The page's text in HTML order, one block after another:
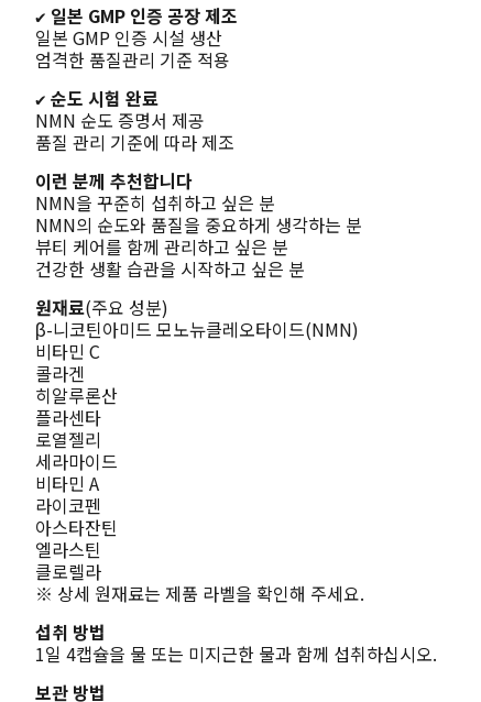
✔ 일본 GMP 인증 공장 제조
일본 GMP 인증 시설 생산
엄격한 품질관리 기준 적용
✔ 순도 시험 완료
NMN 순도 증명서 제공
품질 관리 기준에 따라 제조
이런 분께 추천합니다
NMN을 꾸준히 섭취하고 싶은 분
NMN의 순도와 품질을 중요하게 생각하는 분
뷰티 케어를 함께 관리하고 싶은 분
건강한 생활 습관을 시작하고 싶은 분
원재료(주요 성분)
β-니코틴아미드 모노뉴클레오타이드(NMN)
비타민 C
콜라겐
히알루론산
플라센타
로열젤리
세라마이드
비타민 A
라이코펜
아스타잔틴
엘라스틴
클로렐라
※ 상세 원재료는 제품 라벨을 확인해 주세요.
섭취 방법
1일 4캡슐을 물 또는 미지근한 물과 함께 섭취하십시오.
보관 방법